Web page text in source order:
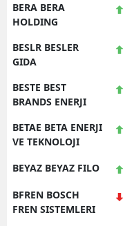
BERA BERA
HOLDING
BESLR BESLER
GIDA
BESTE BEST
BRANDS ENERJI
BETAE BETA ENERJI
VE TEKNOLOJI
BEYAZ BEYAZ FILO
BFREN BOSCH
FREN SISTEMLERI